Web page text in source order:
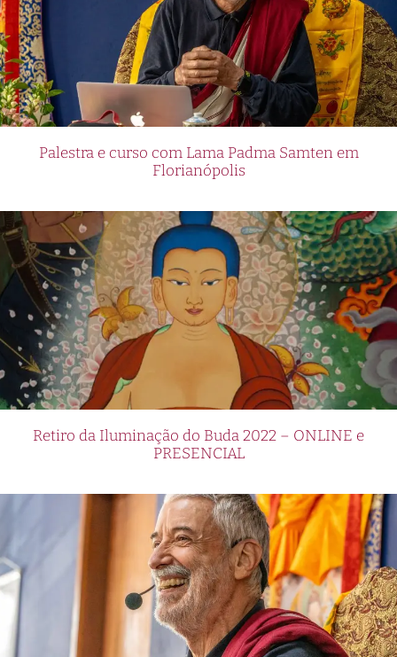
Palestra e curso com Lama Padma Samten em
Florianópolis
Retiro da Iluminação do Buda 2022 – ONLINE e
PRESENCIAL